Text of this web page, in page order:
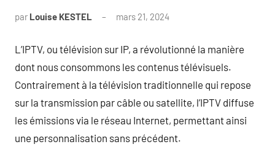
par Louise KESTEL mars 21, 2024
L’IPTV, ou télévision sur IP, a révolutionné la manière
dont nous consommons les contenus télévisuels.
Contrairement à la télévision traditionnelle qui repose
sur la transmission par câble ou satellite, l’IPTV diffuse
les émissions via le réseau Internet, permettant ainsi
une personnalisation sans précédent.